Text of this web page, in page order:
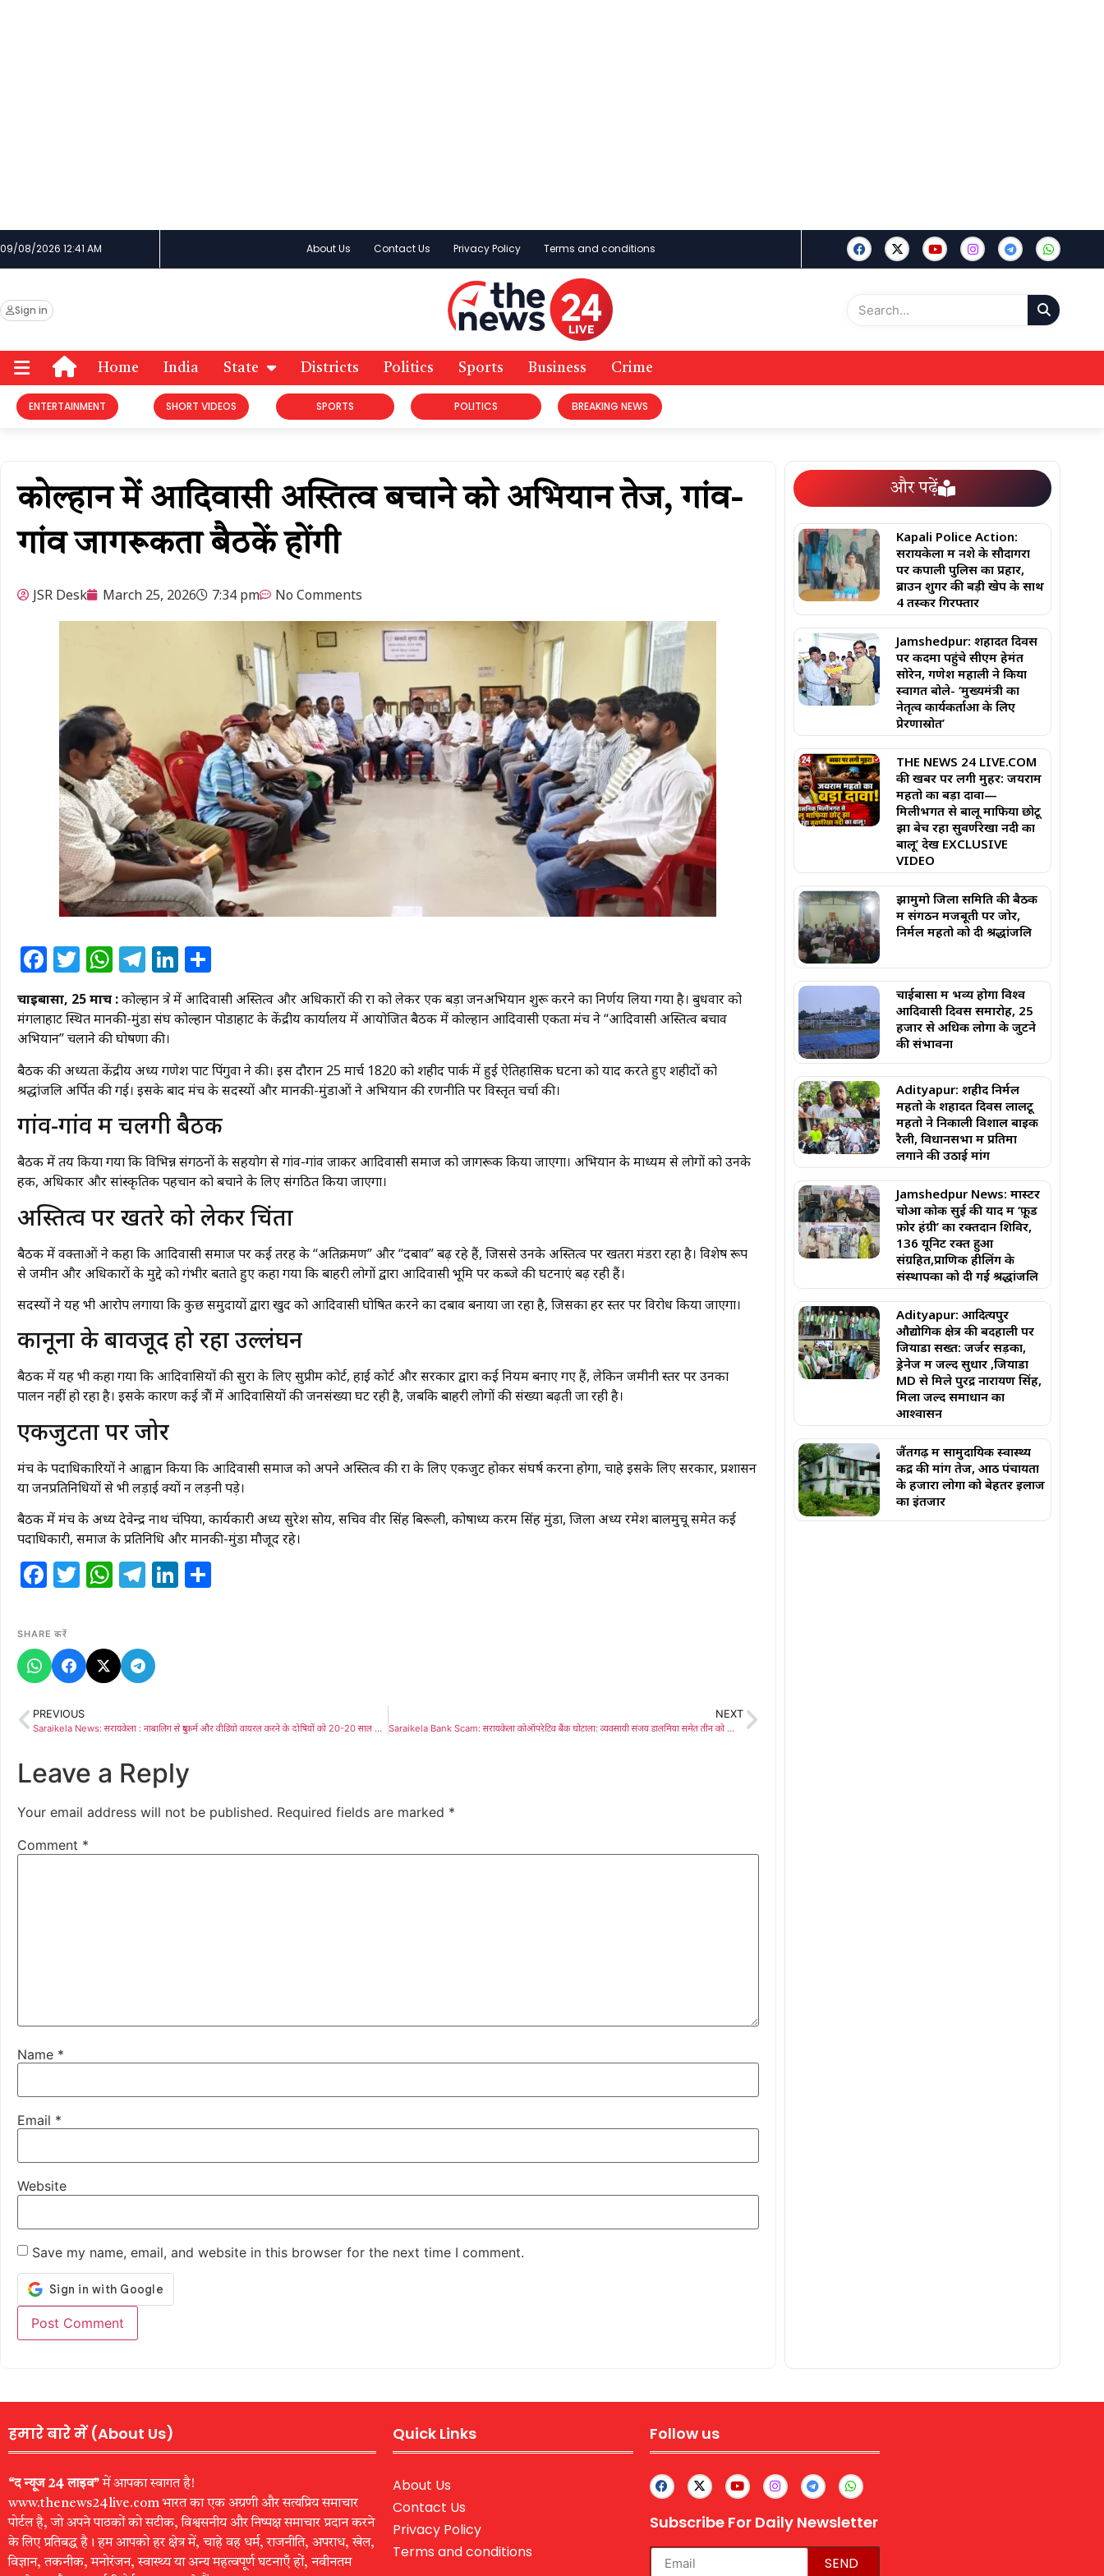
09/08/2026 12:41 AM About Us Contact Us Privacy Policy Terms and conditions
Sign in
Home India State Districts Politics Sports Business Crime
ENTERTAINMENT SHORT VIDEOS SPORTS POLITICS BREAKING NEWS
कोल्हान में आदिवासी अस्तित्व बचाने को अभियान तेज, गांव-
गांव जागरूकता बैठकें होंगी
JSR Desk March 25, 2026 7:34 pm No Comments
Facebook
Twitter
WhatsApp
Telegram
LinkedIn
चाईबासा, 25 मार्च :कोल्हान क्षेत्र में आदिवासी अस्तित्व और अधिकारों की रक्षा को लेकर एक बड़ा जनअभियान शुरू करने का निर्णय लिया गया है। बुधवार को
मंगलाहाट स्थित मानकी-मुंडा संघ कोल्हान पोडाहाट के केंद्रीय कार्यालय में आयोजित बैठक मेंकोल्हान आदिवासी एकता मंचने “आदिवासी अस्तित्व बचाव
अभियान” चलाने की घोषणा की।
बैठक की अध्यक्षता केंद्रीय अध्यक्ष गणेश पाट पिंगुवा ने की। इस दौरान 25 मार्च 1820 को शहीद पार्क में हुई ऐतिहासिक घटना को याद करते हुए शहीदों को
श्रद्धांजलि अर्पित की गई। इसके बाद मंच के सदस्यों और मानकी-मुंडाओं ने अभियान की रणनीति पर विस्तृत चर्चा की।
गांव-गांव में चलेंगी बैठकें
बैठक में तय किया गया कि विभिन्न संगठनों के सहयोग से गांव-गांव जाकर आदिवासी समाज को जागरूक किया जाएगा। अभियान के माध्यम से लोगों को उनके
हक, अधिकार और सांस्कृतिक पहचान को बचाने के लिए संगठित किया जाएगा।
अस्तित्व पर खतरे को लेकर चिंता
बैठक में वक्ताओं ने कहा कि आदिवासी समाज पर कई तरह के “अतिक्रमण” और “दबाव” बढ़ रहे हैं, जिससे उनके अस्तित्व पर खतरा मंडरा रहा है। विशेष रूप
से जमीन और अधिकारों के मुद्दे को गंभीर बताते हुए कहा गया कि बाहरी लोगों द्वारा आदिवासी भूमि पर कब्जे की घटनाएं बढ़ रही हैं।
सदस्यों ने यह भी आरोप लगाया कि कुछ समुदायों द्वारा खुद को आदिवासी घोषित करने का दबाव बनाया जा रहा है, जिसका हर स्तर पर विरोध किया जाएगा।
कानूनों के बावजूद हो रहा उल्लंघन
बैठक में यह भी कहा गया कि आदिवासियों की सुरक्षा के लिए सुप्रीम कोर्ट, हाई कोर्ट और सरकार द्वारा कई नियम बनाए गए हैं, लेकिन जमीनी स्तर पर उनका
पालन नहीं हो रहा है। इसके कारण कई क्षेत्रों में आदिवासियों की जनसंख्या घट रही है, जबकि बाहरी लोगों की संख्या बढ़ती जा रही है।
एकजुटता पर जोर
मंच के पदाधिकारियों ने आह्वान किया कि आदिवासी समाज को अपने अस्तित्व की रक्षा के लिए एकजुट होकर संघर्ष करना होगा, चाहे इसके लिए सरकार, प्रशासन
या जनप्रतिनिधियों से भी लड़ाई क्यों न लड़नी पड़े।
बैठक में मंच के अध्यक्ष देवेन्द्र नाथ चंपिया, कार्यकारी अध्यक्ष सुरेश सोय, सचिव वीर सिंह बिरूली, कोषाध्यक्ष करम सिंह मुंडा, जिला अध्यक्ष रमेश बालमुचू समेत कई
पदाधिकारी, समाज के प्रतिनिधि और मानकी-मुंडा मौजूद रहे।
Facebook
Twitter
WhatsApp
Telegram
LinkedIn
SHARE करें
PREVIOUS
Saraikela News: सरायकेला : नाबालिग से दुष्कर्म और वीडियो वायरल करने के दोषियों को 20-20 साल की सजा
NEXT
Saraikela Bank Scam: सरायकेला कोऑपरेटिव बैंक घोटाला: व्यवसायी संजय डालमिया समेत तीन को कोर्ट ने ठहराया दोषी, करोड़ों के अवैध ऋण वितरण मामले में 30 अप्रैल को होगी सजा की घोषणा
Leave a Reply
Your email address will not be published. Required fields are marked *
Comment *
Name *
Email *
Website
Save my name, email, and website in this browser for the next time I comment.
और पढ़ें
Kapali Police Action:
सरायकेला में नशे के सौदागरों
पर कपाली पुलिस का प्रहार,
ब्राउन शुगर की बड़ी खेप के साथ
4 तस्कर गिरफ्तार
Jamshedpur: शहादत दिवस
पर कदमा पहुंचे सीएम हेमंत
सोरेन, गणेश महाली ने किया
स्वागत बोले- ‘मुख्यमंत्री का
नेतृत्व कार्यकर्ताओं के लिए
प्रेरणास्रोत’
THE NEWS 24 LIVE.COM
की खबर पर लगी मुहर: जयराम
महतो का बड़ा दावा—
मिलीभगत से बालू माफिया छोटू
झा बेच रहा सुवर्णरेखा नदी का
बालू’ देखें EXCLUSIVE
VIDEO
झामुमो जिला समिति की बैठक
में संगठन मजबूती पर जोर,
निर्मल महतो को दी श्रद्धांजलि
चाईबासा में भव्य होगा विश्व
आदिवासी दिवस समारोह, 25
हजार से अधिक लोगों के जुटने
की संभावना
Adityapur: शहीद निर्मल
महतो के शहादत दिवस लालटू
महतो ने निकाली विशाल बाइक
रैली, विधानसभा में प्रतिमा
लगाने की उठाई मांग
Jamshedpur News: मास्टर
चोआ कोक सुई की याद में ‘फ़ूड
फ़ोर हंग्री’ का रक्तदान शिविर,
136 यूनिट रक्त हुआ
संग्रहित,प्राणिक हीलिंग के
संस्थापकों को दी गई श्रद्धांजलि
Adityapur: आदित्यपुर
औद्योगिक क्षेत्र की बदहाली पर
जियाडा सख्त: जर्जर सड़कों,
ड्रेनेज में जल्द सुधार ,जियाडा
MD से मिले पुरेंद्र नारायण सिंह,
मिला जल्द समाधान का
आश्वासन
जैंतगढ़ में सामुदायिक स्वास्थ्य
केंद्र की मांग तेज, आठ पंचायतों
के हजारों लोगों को बेहतर इलाज
का इंतजार
हमारे बारे में (About Us)
“द न्यूज 24 लाइव”में आपका स्वागत है!
www.thenews24live.com भारत का एक अग्रणी और सत्यप्रिय समाचार
पोर्टल है, जो अपने पाठकों को सटीक, विश्वसनीय और निष्पक्ष समाचार प्रदान करने
के लिए प्रतिबद्ध है। हम आपको हर क्षेत्र में, चाहे वह धर्म, राजनीति, अपराध, खेल,
विज्ञान, तकनीक, मनोरंजन, स्वास्थ्य या अन्य महत्वपूर्ण घटनाएँ हों, नवीनतम
Quick Links
About Us
Contact Us
Privacy Policy
Terms and conditions
Follow us
Subscribe For Daily Newsletter
SEND